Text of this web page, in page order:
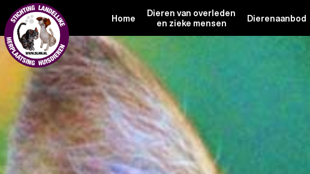
Home
Dieren van overleden
en zieke mensen
Dierenaanbod